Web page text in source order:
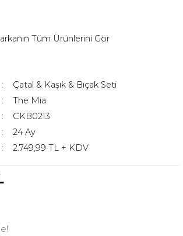
Tüm Ürünlerini Gör
Çatal & Kaşık & Bıçak Seti
The Mia
CKB0213
24 Ay
2.749,99 TL + KDV